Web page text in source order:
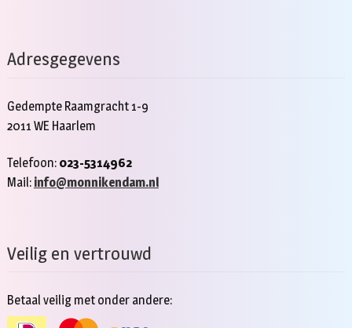
Adresgegevens
Gedempte Raamgracht 1-9
2011 WE Haarlem
Telefoon: 023-5314962
Mail: info@monnikendam.nl
Veilig en vertrouwd
Betaal veilig met onder andere: